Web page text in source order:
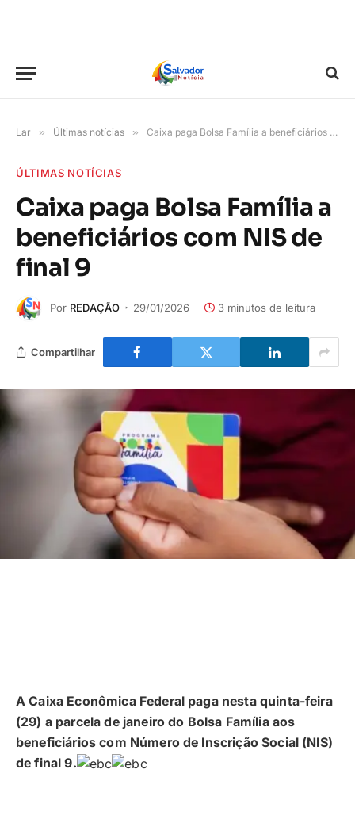
Lar » Últimas notícias » Caixa paga Bolsa Família a beneficiários com NIS de final 9
ÚLTIMAS NOTÍCIAS
Caixa paga Bolsa Família a
beneficiários com NIS de
final 9
Por REDAÇÃO 29/01/2026 3 minutos de leitura
Compartilhar
A Caixa Econômica Federal paga nesta quinta-feira
(29) a parcela de janeiro do Bolsa Família aos
beneficiários com Número de Inscrição Social (NIS)
de final 9.